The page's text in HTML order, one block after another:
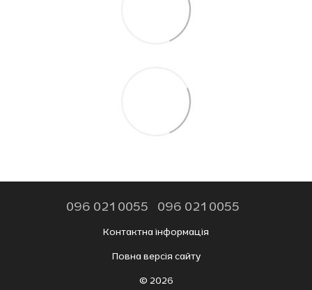
096 021 0055 096 021 0055
Контактна інформація
Повна версія сайту
© 2026